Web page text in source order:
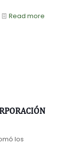
Read more
los